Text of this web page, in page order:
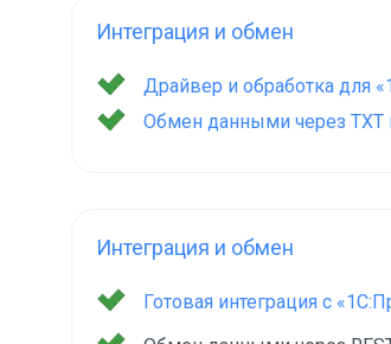
Интеграция и обмен
Драйвер и обработка для
Обмен данными через TXT
Интеграция и обмен
Готовая интеграция с